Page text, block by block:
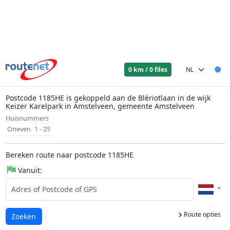
0 km / 0 files
Postcode 1185HE is gekoppeld aan de Blériotlaan in de wijk
Keizer Karelpark in Amstelveen, gemeente Amstelveen
Huisnummers
Oneven 1 - 25
Bereken route naar postcode 1185HE
Vanuit:
Route opties
Laden...
Zoeken